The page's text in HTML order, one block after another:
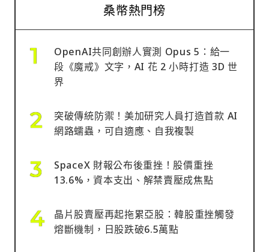
桑幣熱門榜
OpenAI共同創辦人實測 Opus 5：給一
段《魔戒》文字，AI 花 2 小時打造 3D 世
界
突破傳統防禦！美加研究人員打造首款 AI
網路蠕蟲，可自適應、自我複製
SpaceX 財報公布後重挫！股價重挫
13.6%，資本支出、解禁賣壓成焦點
晶片股賣壓再起拖累亞股：韓股重挫觸發
熔斷機制，日股跌破6.5萬點